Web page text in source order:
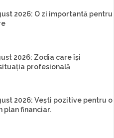
2026: O zi importantă pentru
2026: Zodia care își
profesională
2026: Vești pozitive pentru o
plan financiar.